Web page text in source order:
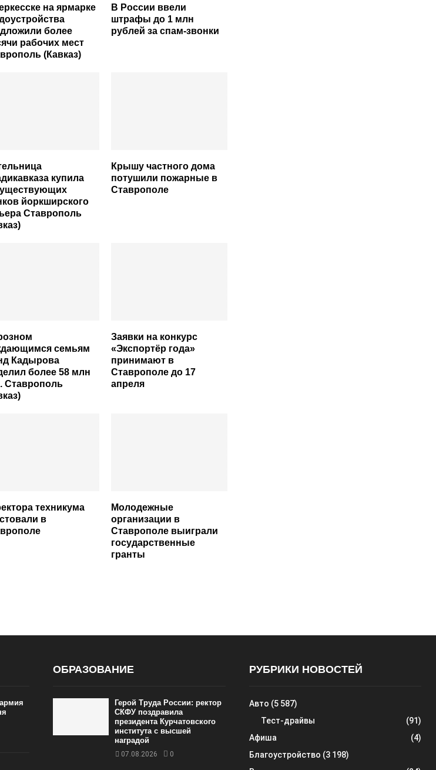
на ярмарке
более
рабочих мест
(Кавказ)
В России ввели
штрафы до 1 млн
рублей за спам-звонки
купила
йоркширского
Ставрополь
Крышу частного дома
потушили пожарные в
Ставрополе
семьям
Кадырова
более 58 млн
Ставрополь
Заявки на конкурс
«Экспортёр года»
принимают в
Ставрополе до 17
апреля
техникума
в
Молодежные
организации в
Ставрополе выиграли
государственные
гранты
ОБРАЗОВАНИЕ
Герой Труда России: ректор
СКФУ поздравила
президента Курчатовского
института с высшей
наградой
07.08.2026 0
РУБРИКИ НОВОСТЕЙ
Авто (5 587)
Тест-драйвы
(91)
Афиша
(4)
Благоустройство (3 198)